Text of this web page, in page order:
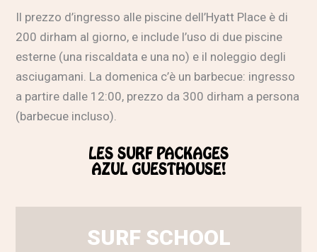
Il prezzo d’ingresso alle piscine dell’Hyatt Place è di
200 dirham al giorno, e include l’uso di due piscine
esterne (una riscaldata e una no) e il noleggio degli
asciugamani. La domenica c’è un barbecue: ingresso
a partire dalle 12:00, prezzo da 300 dirham a persona
(barbecue incluso).
LES SURF PACKAGES
AZUL GUESTHOUSE!
SURF SCHOOL